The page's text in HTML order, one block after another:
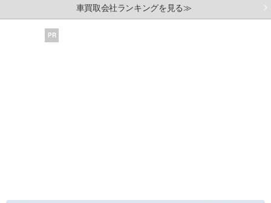
車買取会社ランキングを見る≫
PR